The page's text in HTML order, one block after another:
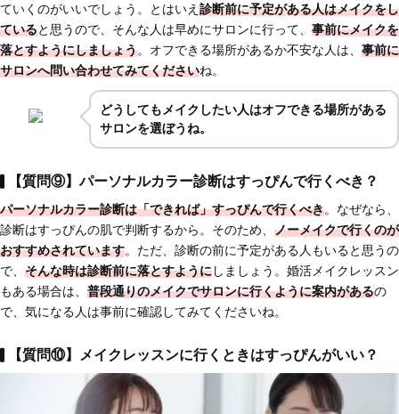
ていくのがいいでしょう。とはいえ 診断前に予定がある人はメイクをし
ていると思うので、そんな人は早めにサロンに行って、 事前にメイクを
落とすようにしましょう。オフできる場所があるか不安な人は、 事前に
サロンへ問い合わせてみてくださいね。
どうしてもメイクしたい人はオフできる場所がある
サロンを選ぼうね。
【質問⑨】パーソナルカラー診断はすっぴんで行くべき？
パーソナルカラー診断は「できれば」すっぴんで行くべき。なぜなら、
診断はすっぴんの肌で判断するから。そのため、 ノーメイクで行くのが
おすすめされています。ただ、診断の前に予定がある人もいると思うの
で、 そんな時は診断前に落とすようにしましょう。婚活メイクレッスン
もある場合は、 普段通りのメイクでサロンに行くように案内があるの
で、気になる人は事前に確認してみてくださいね。
【質問⑩】メイクレッスンに行くときはすっぴんがいい？